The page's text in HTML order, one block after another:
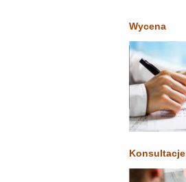
Wycena
Konsultacje